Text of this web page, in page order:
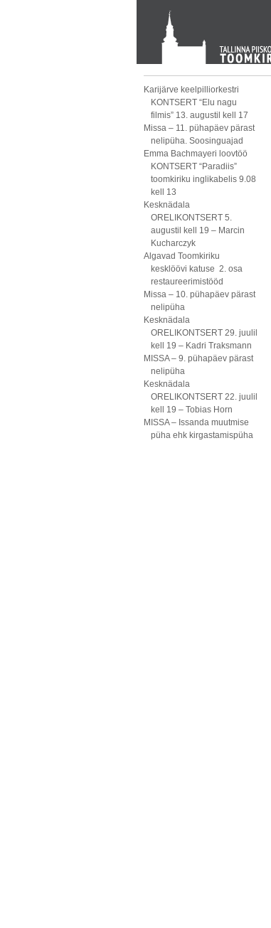
KONTAKT
Toom-Kooli 6, 10130 TALLINN
tallinna.toom@eelk.ee
Karijärve keelpilliorkestri
KONTSERT “Elu nagu
filmis” 13. augustil kell 17
Missa – 11. pühapäev pärast
nelipüha. Soosinguajad
Emma Bachmayeri loovtöö
KONTSERT “Paradiis”
toomkiriku inglikabelis 9.08
kell 13
Kesknädala
ORELIKONTSERT 5.
augustil kell 19 – Marcin
Kucharczyk
Algavad Toomkiriku
kesklöövi katuse 2. osa
restaureerimistööd
Missa – 10. pühapäev pärast
nelipüha
Kesknädala
ORELIKONTSERT 29. juulil
kell 19 – Kadri Traksmann
MISSA – 9. pühapäev pärast
nelipüha
Kesknädala
ORELIKONTSERT 22. juulil
kell 19 – Tobias Horn
MISSA – Issanda muutmise
püha ehk kirgastamispüha